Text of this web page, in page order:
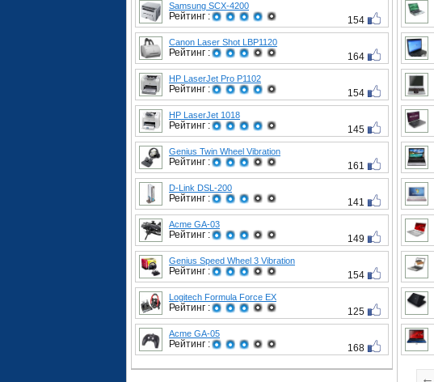
Samsung SCX-4200
Рейтинг : 154
Canon Laser Shot LBP1120
Рейтинг : 164
HP LaserJet Pro P1102
Рейтинг : 154
HP LaserJet 1018
Рейтинг : 145
Genius Twin Wheel Vibration
Рейтинг : 161
D-Link DSL-200
Рейтинг : 141
Acme GA-03
Рейтинг : 149
Genius Speed Wheel 3 Vibration
Рейтинг : 154
Logitech Formula Force EX
Рейтинг : 125
Acme GA-05
Рейтинг : 168
←